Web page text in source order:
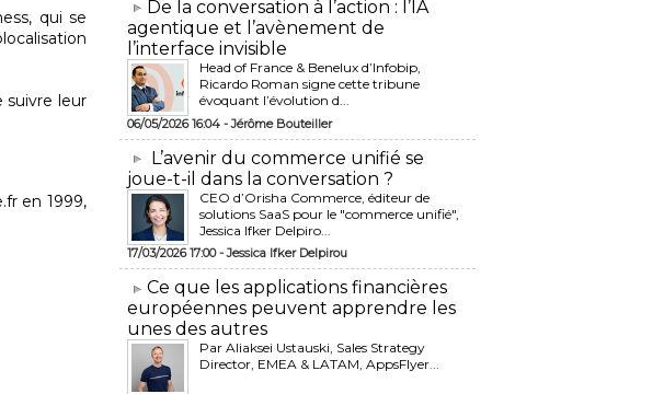
qui se
suivre leur
en 1999,
​De la conversation à l’action : l’IA
agentique et l’avènement de
l’interface invisible
Head of France & Benelux d’Infobip,
Ricardo Roman signe cette tribune
évoquant l’évolution d...
06/05/2026 16:04 -Jérôme Bouteiller
L’avenir du commerce unifié se
joue-t-il dans la conversation ?
CEO d’Orisha Commerce, éditeur de
solutions SaaS pour le "commerce unifié",
Jessica Ifker Delpiro...
17/03/2026 17:00 -Jessica Ifker Delpirou
​Ce que les applications financières
européennes peuvent apprendre les
unes des autres
Par Aliaksei Ustauski, Sales Strategy
Director, EMEA & LATAM, AppsFlyer...